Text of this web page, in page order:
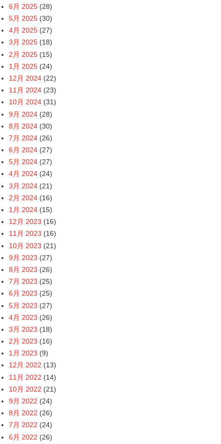
6月 2025 (28)
5月 2025 (30)
4月 2025 (27)
3月 2025 (18)
2月 2025 (15)
1月 2025 (24)
12月 2024 (22)
11月 2024 (23)
10月 2024 (31)
9月 2024 (28)
8月 2024 (30)
7月 2024 (26)
6月 2024 (27)
5月 2024 (27)
4月 2024 (24)
3月 2024 (21)
2月 2024 (16)
1月 2024 (15)
12月 2023 (16)
11月 2023 (16)
10月 2023 (21)
9月 2023 (27)
8月 2023 (26)
7月 2023 (25)
6月 2023 (25)
5月 2023 (27)
4月 2023 (26)
3月 2023 (18)
2月 2023 (16)
1月 2023 (9)
12月 2022 (13)
11月 2022 (14)
10月 2022 (21)
9月 2022 (24)
8月 2022 (26)
7月 2022 (24)
6月 2022 (26)